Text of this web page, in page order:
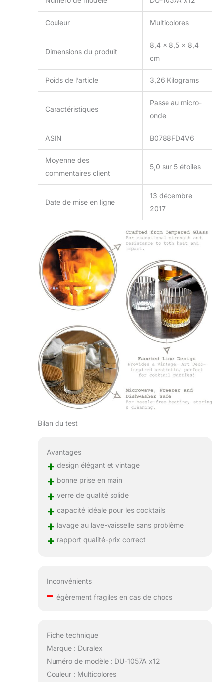
Couleur Multicolores
Dimensions du produit
8,4 x 8,5 x 8,4
cm
Poids de l’article 3,26 Kilograms
Caractéristiques
Passe au micro-
onde
ASIN B0788FD4V6
Moyenne des
commentaires client
5,0 sur 5 étoiles
Date de mise en ligne
13 décembre
2017
Bilan du test
Avantages
+ design élégant et vintage
+ bonne prise en main
+ verre de qualité solide
+ capacité idéale pour les cocktails
+ lavage au lave-vaisselle sans problème
+ rapport qualité-prix correct
Inconvénients
–légèrement fragiles en cas de chocs
Fiche technique
Marque : Duralex
Numéro de modèle : DU-1057A x12
Couleur : Multicolores